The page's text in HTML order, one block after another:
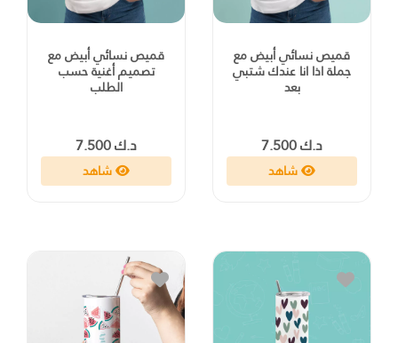
قميص نسائي أبيض مع
جملة اذا انا عندك شتبي
بعد
د.ك 7.500
شاهد
قميص نسائي أبيض مع
تصميم أغنية حسب
الطلب
د.ك 7.500
شاهد